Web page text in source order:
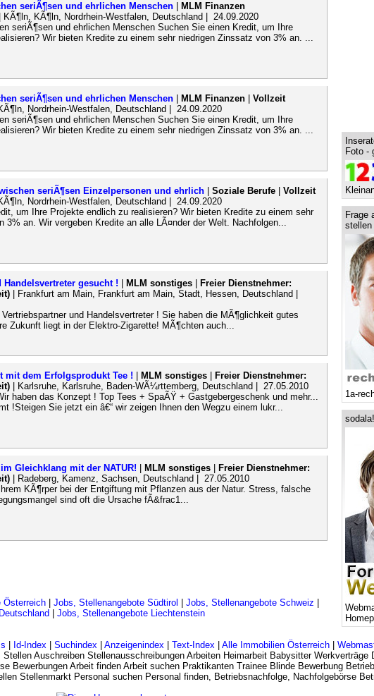
seriÃ¶sen und ehrlichen Menschen
MLM Finanzen
| KÃ¶ln, KÃ¶ln, Nordrhein-Westfalen, Deutschland | 24.09.2020
seriÃ¶sen und ehrlichen Menschen Suchen Sie einen Kredit, um Ihre
Wir bieten Kredite zu einem sehr niedrigen Zinssatz von 3% an. ...
seriÃ¶sen und ehrlichen Menschen MLM Finanzen
Vollzeit
Nordrhein-Westfalen, Deutschland | 24.09.2020
seriÃ¶sen und ehrlichen Menschen Suchen Sie einen Kredit, um Ihre
Wir bieten Kredite zu einem sehr niedrigen Zinssatz von 3% an. ...
seriÃ¶sen Einzelpersonen und ehrlich Soziale Berufe
Vollzeit
Nordrhein-Westfalen, Deutschland | 24.09.2020
um Ihre Projekte endlich zu realisieren? Wir bieten Kredite zu einem sehr
3% an. Wir vergeben Kredite an alle LÃ¤nder der Welt. Nachfolgen...
gesucht ! MLM sonstiges
Freier Dienstnehmer:
| Frankfurt am Main, Frankfurt am Main, Stadt, Hessen, Deutschland |
und Handelsvertreter ! Sie haben die MÃ¶glichkeit gutes
Zukunft liegt in der Elektro-Zigarette! MÃ¶chten auch...
mit dem Erfolgsprodukt Tee ! MLM sonstiges
Freier Dienstnehmer:
| Karlsruhe, Karlsruhe, Baden-WÃ¼rttemberg, Deutschland | 27.05.2010
haben das Konzept ! Top Tees + SpaÃŸ + Gastgebergeschenk und mehr...
!Steigen Sie jetzt ein â€“ wir zeigen Ihnen den Wegzu einem lukr...
Gleichklang mit der NATUR! MLM sonstiges
Freier Dienstnehmer:
| Radeberg, Kamenz, Sachsen, Deutschland | 27.05.2010
KÃ¶rper bei der Entgiftung mit Pflanzen aus der Natur. Stress, falsche
sind oft die Ursache fÃ&frac1...
Österreich Jobs, Stellenangebote Südtirol Jobs, Stellenangebote Schweiz
Jobs, Stellenangebote Liechtenstein
Foto -
Frage
stellen
1a-
Id-Index| Suchindex| Anzeigenindex| Text-Index| Alle Immobilien Österreich|
Auschreiben Stellenausschreibungen Arbeiten Heimarbeit Babysitter Werkverträge
Bewerbungen Arbeit finden Arbeit suchen Praktikanten Trainee Blinde Bewerbung
Stellenmarkt Personal suchen Personal finden, Betriebsnachfolge, Nachfolgebörse